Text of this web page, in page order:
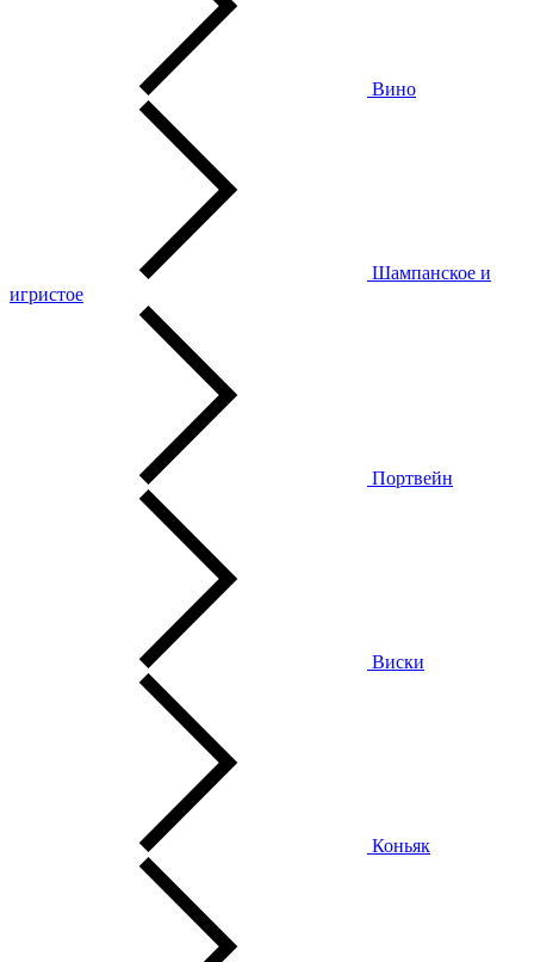
Вино
Шампанское и
игристое
Портвейн
Виски
Коньяк